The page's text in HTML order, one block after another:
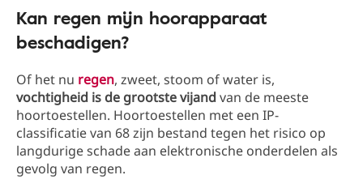
Kan regen mijn hoorapparaat
beschadigen?
Of het nu regen, zweet, stoom of water is,
vochtigheid is de grootste vijandvan de meeste
hoortoestellen. Hoortoestellen met een IP-
classificatie van 68 zijn bestand tegen het risico op
langdurige schade aan elektronische onderdelen als
gevolg van regen.